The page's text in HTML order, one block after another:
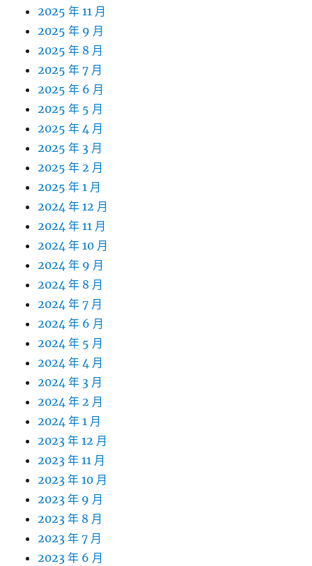
2025 年 11 月
2025 年 9 月
2025 年 8 月
2025 年 7 月
2025 年 6 月
2025 年 5 月
2025 年 4 月
2025 年 3 月
2025 年 2 月
2025 年 1 月
2024 年 12 月
2024 年 11 月
2024 年 10 月
2024 年 9 月
2024 年 8 月
2024 年 7 月
2024 年 6 月
2024 年 5 月
2024 年 4 月
2024 年 3 月
2024 年 2 月
2024 年 1 月
2023 年 12 月
2023 年 11 月
2023 年 10 月
2023 年 9 月
2023 年 8 月
2023 年 7 月
2023 年 6 月